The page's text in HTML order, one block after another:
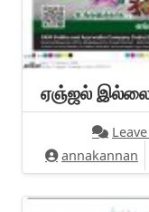
ஏஞ்ஜல்
annakannan